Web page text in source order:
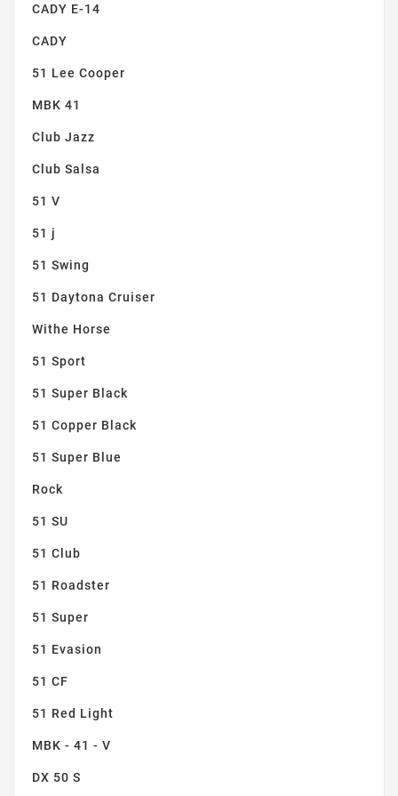
CADY E-14
CADY
51 Lee Cooper
MBK 41
Club Jazz
Club Salsa
51 V
51 j
51 Swing
51 Daytona Cruiser
Withe Horse
51 Sport
51 Super Black
51 Copper Black
51 Super Blue
Rock
51 SU
51 Club
51 Roadster
51 Super
51 Evasion
51 CF
51 Red Light
MBK - 41 - V
DX 50 S